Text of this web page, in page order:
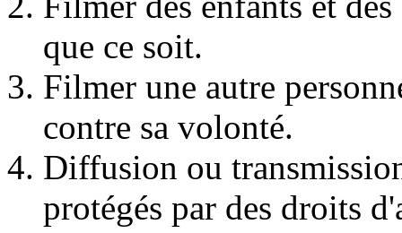
que ce soit.
Filmer une autre
contre sa volonté.
Diffusion ou
protégés par des droits